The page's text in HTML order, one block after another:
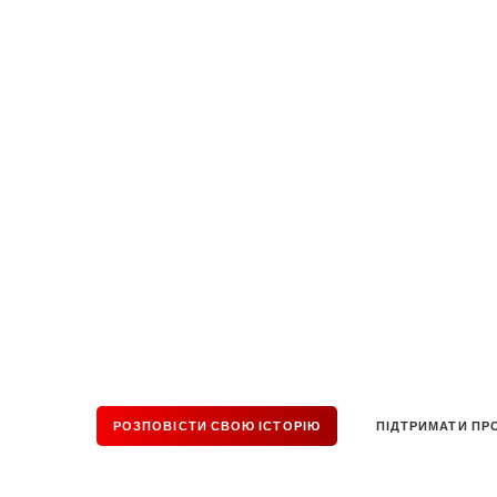
РОЗПОВІСТИ СВОЮ ІСТОРІЮ ПІДТРИМАТИ